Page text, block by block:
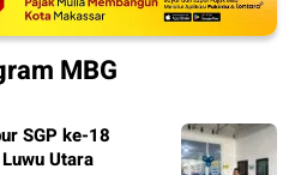
MBG
SGP ke-18
Utara